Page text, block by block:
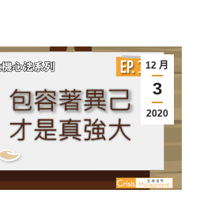
12 月
3
2020